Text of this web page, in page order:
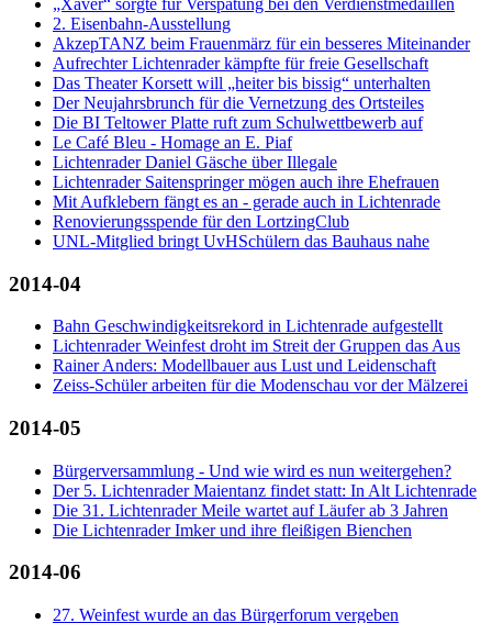
2. Eisenbahn-Ausstellung
AkzepTANZ beim Frauenmärz für ein besseres Miteinander
Aufrechter Lichtenrader kämpfte für freie Gesellschaft
Das Theater Korsett will „heiter bis bissig“ unterhalten
Der Neujahrsbrunch für die Vernetzung des Ortsteiles
Die BI Teltower Platte ruft zum Schulwettbewerb auf
Le Café Bleu - Homage an E. Piaf
Lichtenrader Daniel Gäsche über Illegale
Lichtenrader Saitenspringer mögen auch ihre Ehefrauen
Mit Aufklebern fängt es an - gerade auch in Lichtenrade
Renovierungsspende für den LortzingClub
UNL-Mitglied bringt UvHSchülern das Bauhaus nahe
2014-04
Bahn Geschwindigkeitsrekord in Lichtenrade aufgestellt
Lichtenrader Weinfest droht im Streit der Gruppen das Aus
Rainer Anders: Modellbauer aus Lust und Leidenschaft
Zeiss-Schüler arbeiten für die Modenschau vor der Mälzerei
2014-05
Bürgerversammlung - Und wie wird es nun weitergehen?
Der 5. Lichtenrader Maientanz findet statt: In Alt Lichtenrade
Die 31. Lichtenrader Meile wartet auf Läufer ab 3 Jahren
Die Lichtenrader Imker und ihre fleißigen Bienchen
2014-06
27. Weinfest wurde an das Bürgerforum vergeben